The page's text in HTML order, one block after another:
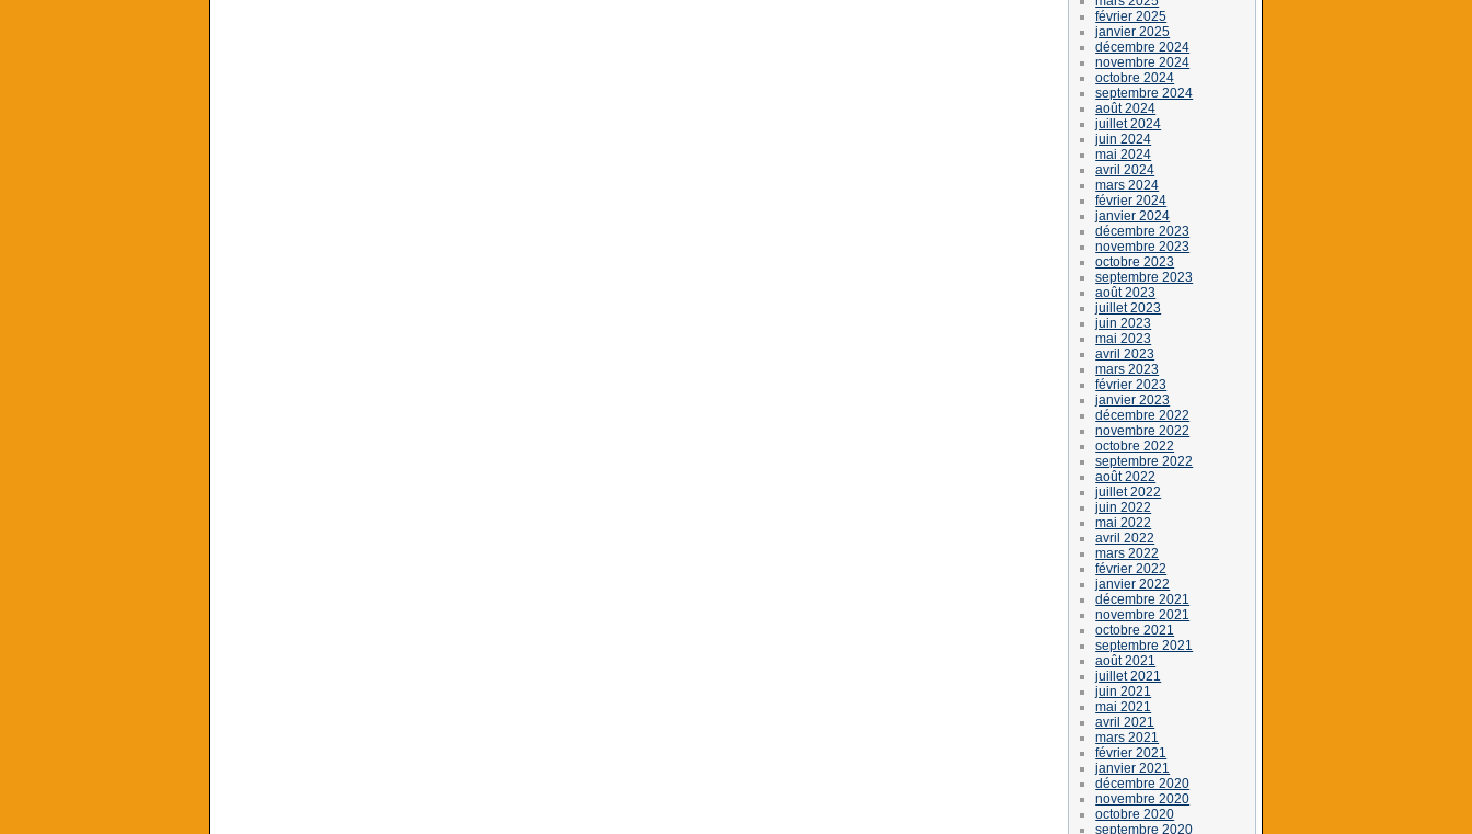
février 2025
janvier 2025
décembre 2024
novembre 2024
octobre 2024
septembre 2024
août 2024
juillet 2024
juin 2024
mai 2024
avril 2024
mars 2024
février 2024
janvier 2024
décembre 2023
novembre 2023
octobre 2023
septembre 2023
août 2023
juillet 2023
juin 2023
mai 2023
avril 2023
mars 2023
février 2023
janvier 2023
décembre 2022
novembre 2022
octobre 2022
septembre 2022
août 2022
juillet 2022
juin 2022
mai 2022
avril 2022
mars 2022
février 2022
janvier 2022
décembre 2021
novembre 2021
octobre 2021
septembre 2021
août 2021
juillet 2021
juin 2021
mai 2021
avril 2021
mars 2021
février 2021
janvier 2021
décembre 2020
novembre 2020
octobre 2020
septembre 2020